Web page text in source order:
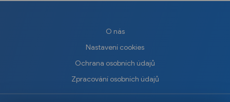
O nás
Nastavení cookies
Ochrana osobních údajů
Zpracování osobních údajů